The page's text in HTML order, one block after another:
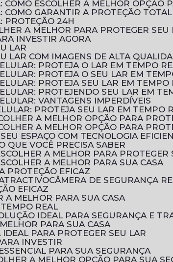
COMO ESCOLHER A MELHOR OPÇÃO
COMO GARANTIR A PROTEÇÃO
PROTEÇÃO 24H
A MELHOR PARA PROTEGER SEU
INVESTIR AGORA
LAR
LAR COM IMAGENS DE ALTA
PROTEJA O LAR EM TEMPO
PROTEJA O SEU LAR EM
PROTEJA SEU LAR EM TEMPO
PROTEJENDO SEU LAR EM
VANTAGENS IMPERDÍVEIS
PROTEJA SEU LAR EM TEMPO
A MELHOR OPÇÃO PARA
A MELHOR OPÇÃO PARA
ESPAÇO COM TECNOLOGIA
QUE VOCÊ PRECISA SABER
A MELHOR PARA PROTEGER
A MELHOR PARA SUA CASA
PROTEÇÃO EFICAZ
CÂMERA DE SEGURANÇA
EFICAZ
A MELHOR PARA SUA CASA
REAL
IDEAL PARA SEGURANÇA E
PARA SUA CASA
IDEAL PARA PROTEGER SEU LAR
INVESTIR
PARA SUA SEGURANÇA
A MELHOR OPÇÃO PARA SUA